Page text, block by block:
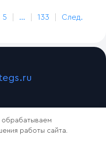
5 ... 133 След.
работы сайта.